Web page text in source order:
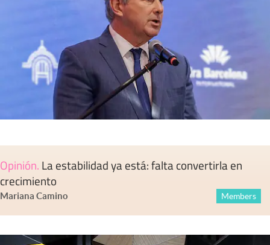
Opinión. La estabilidad ya está: falta convertirla en
crecimiento
Mariana Camino Members